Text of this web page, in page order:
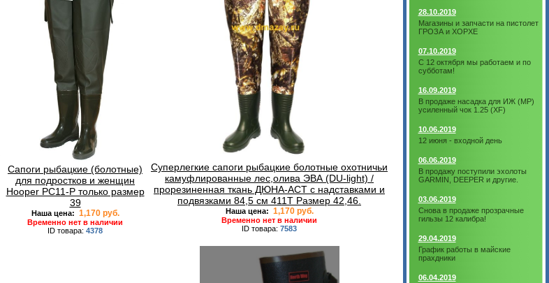
Сапоги рыбацкие (болотные)
для подростков и женщин
Hooper РС11-Р только размер
39
Наша цена: 1,170 руб.
Временно нет в наличии
ID товара: 4378
Суперлегкие сапоги рыбацкие болотные охотничьи
камуфлированные лес,олива ЭВА (DU-light) /
прорезиненная ткань ДЮНА-АСТ с надставками и
подвязками 84,5 см 411Т Размер 42,46.
Наша цена: 1,170 руб.
Временно нет в наличии
ID товара: 7583
28.10.2019
Магазины и запчасти на пистолет
ГРОЗА и ХОРХЕ
07.10.2019
С 12 октября мы работаем и по
субботам!
16.09.2019
В продаже насадка для ИЖ (МР)
усиленный чок 1.25 (XF)
10.06.2019
12 июня - входной день
06.06.2019
В продажу поступили эхолоты
GARMIN, DEEPER и другие.
03.06.2019
Снова в продаже прозрачные
гильзы 12 калибра!
29.04.2019
График работы в майские
прахдники
06.04.2019